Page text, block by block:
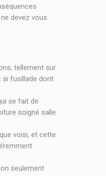
devez vous
tellement sur
si fusillade dont
se fait de
soigné salle
voisi, et cette
seulement